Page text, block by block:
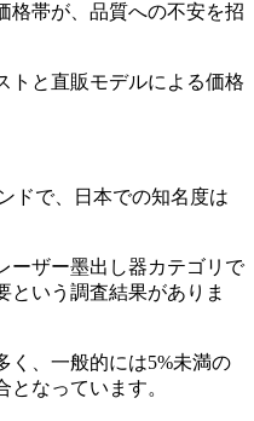
格帯が、品質への不安を招
トと直販モデルによる価格
ドで、日本での知名度は
ーザー墨出し器カテゴリで
という調査結果がありま
く、一般的には5%未満の
なっています。